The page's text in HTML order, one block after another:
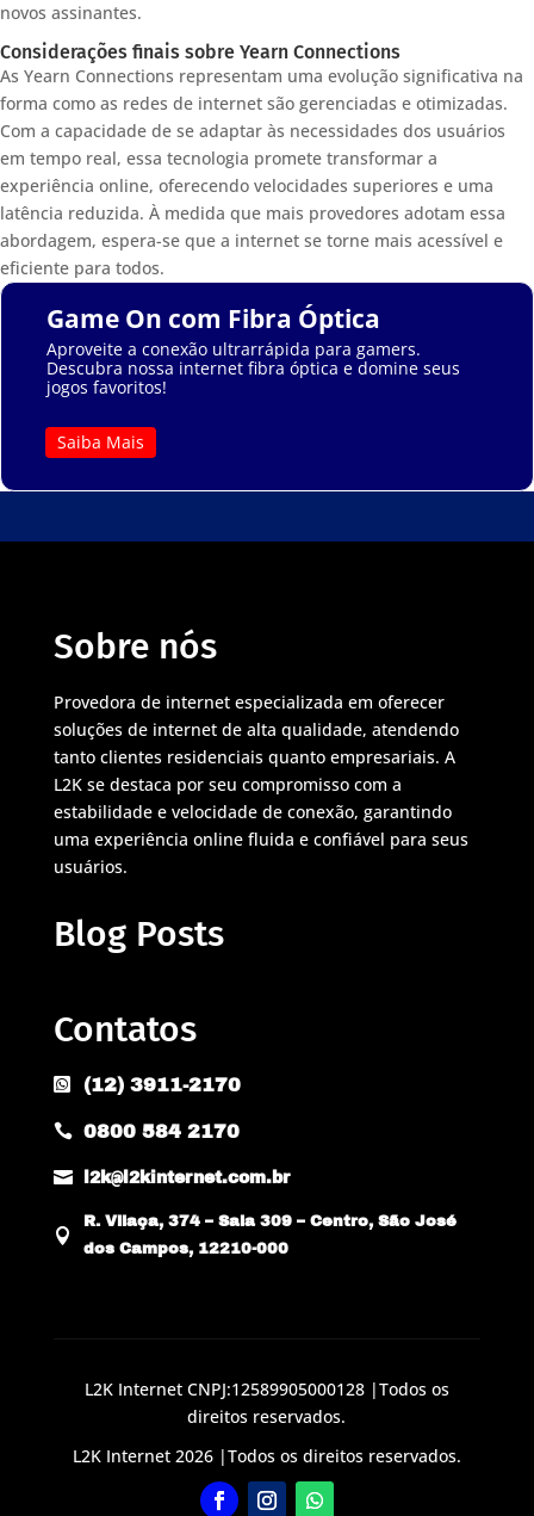
novos assinantes.
Considerações finais sobre Yearn Connections
As Yearn Connections representam uma evolução significativa na
forma como as redes de internet são gerenciadas e otimizadas.
Com a capacidade de se adaptar às necessidades dos usuários
em tempo real, essa tecnologia promete transformar a
experiência online, oferecendo velocidades superiores e uma
latência reduzida. À medida que mais provedores adotam essa
abordagem, espera-se que a internet se torne mais acessível e
eficiente para todos.
Game On com Fibra Óptica
Aproveite a conexão ultrarrápida para gamers.
Descubra nossa internet fibra óptica e domine seus
jogos favoritos!
Saiba Mais
Sobre nós
Provedora de internet especializada em oferecer
soluções de internet de alta qualidade, atendendo
tanto clientes residenciais quanto empresariais. A
L2K se destaca por seu compromisso com a
estabilidade e velocidade de conexão, garantindo
uma experiência online fluida e confiável para seus
usuários.
Blog Posts
Contatos
 (12) 3911-2170
 0800 584 2170
 l2k@l2kinternet.com.br

R. Vilaça, 374 – Sala 309 – Centro, São José
dos Campos, 12210-000
L2K Internet CNPJ:12589905000128 |Todos os
direitos reservados.
L2K Internet 2026 |Todos os direitos reservados.